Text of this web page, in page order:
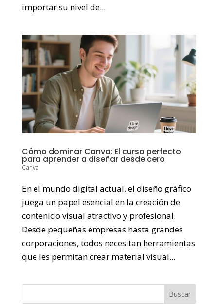
importar su nivel de...
Cómo dominar Canva: El curso perfecto
para aprender a diseñar desde cero
Canva
En el mundo digital actual, el diseño gráfico
juega un papel esencial en la creación de
contenido visual atractivo y profesional.
Desde pequeñas empresas hasta grandes
corporaciones, todos necesitan herramientas
que les permitan crear material visual...
Buscar